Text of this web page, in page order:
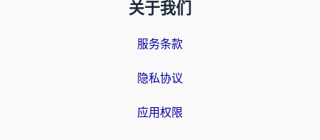
关于我们
服务条款
隐私协议
应用权限